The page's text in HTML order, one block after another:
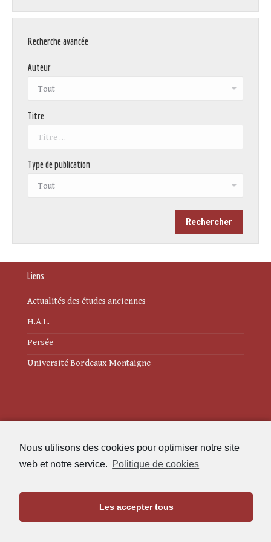
Nous utilisons des cookies pour optimiser notre site
web et notre service. Politique de cookies
Les accepter tous
Recherche avancée
Auteur
Titre
Type de publication
Liens
Actualités des études anciennes
H.A.L.
Persée
Université Bordeaux Montaigne
Politique de cookies (UE)
Maison de l'Archéologie